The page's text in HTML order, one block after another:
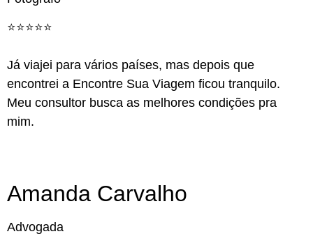
⭐️⭐️⭐️⭐️⭐️
Já viajei para vários países, mas depois que
encontrei a Encontre Sua Viagem ficou tranquilo.
Meu consultor busca as melhores condições pra
mim.
Amanda Carvalho
Advogada